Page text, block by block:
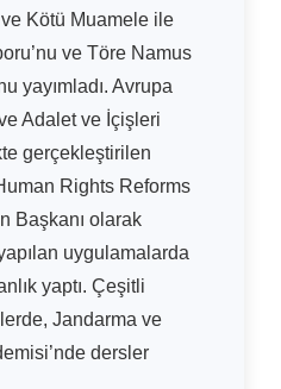
Kötü Muamele ile
ve Töre Namus
yayımladı. Avrupa
Adalet ve İçişleri
gerçekleştirilen
Rights Reforms
Başkanı olarak
uygulamalarda
yaptı. Çeşitli
Jandarma ve
dersler